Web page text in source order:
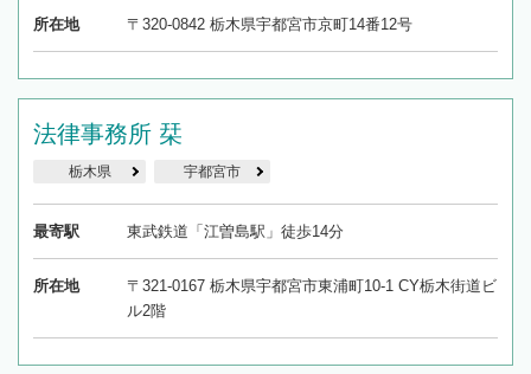
所在地 〒320-0842 栃木県宇都宮市京町14番12号
法律事務所 栞
栃木県 宇都宮市
最寄駅 東武鉄道「江曽島駅」徒歩14分
所在地
〒321-0167 栃木県宇都宮市東浦町10-1 CY栃木街道ビ
ル2階